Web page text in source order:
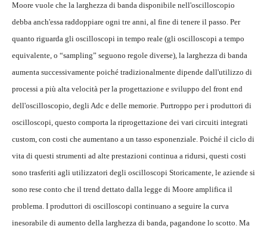
Moore vuole che la larghezza di banda disponibile nell'oscilloscopio
debba anch'essa raddoppiare ogni tre anni, al fine di tenere il passo. Per
quanto riguarda gli oscilloscopi in tempo reale (gli oscilloscopi a tempo
equivalente, o “sampling” seguono regole diverse), la larghezza di banda
aumenta successivamente poiché tradizionalmente dipende dall'utilizzo di
processi a più alta velocità per la progettazione e sviluppo del front end
dell'oscilloscopio, degli Adc e delle memorie. Purtroppo per i produttori di
oscilloscopi, questo comporta la riprogettazione dei vari circuiti integrati
custom, con costi che aumentano a un tasso esponenziale. Poiché il ciclo di
vita di questi strumenti ad alte prestazioni continua a ridursi, questi costi
sono trasferiti agli utilizzatori degli oscilloscopi Storicamente, le aziende si
sono rese conto che il trend dettato dalla legge di Moore amplifica il
problema. I produttori di oscilloscopi continuano a seguire la curva
inesorabile di aumento della larghezza di banda, pagandone lo scotto. Ma